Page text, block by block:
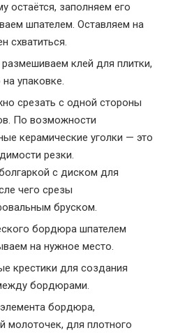
остаётся, заполняем его
шпателем. Оставляем на
схватиться.
размешиваем клей для плитки,
упаковке.
срезать с одной стороны
По возможности
керамические уголки — это
резки.
с диском для
чего срезы
бруском.
бордюра шпателем
на нужное место.
крестики для создания
бордюрами.
бордюра,
молоточек, для плотного